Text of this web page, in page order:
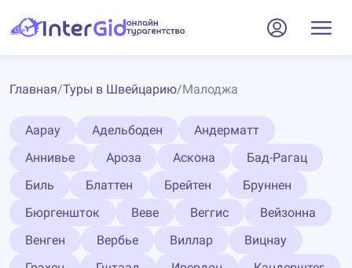
Главная/Туры в Швейцарию/Малоджа
Аарау Адельбоден
Андерматт
Аннивье
Ароза Аскона
Бад-Рагац
Биль
Блаттен Брейтен
Бруннен
Бюргеншток
Веве Веггис
Вейзонна
Венген
Вербье Виллар
Вицнау